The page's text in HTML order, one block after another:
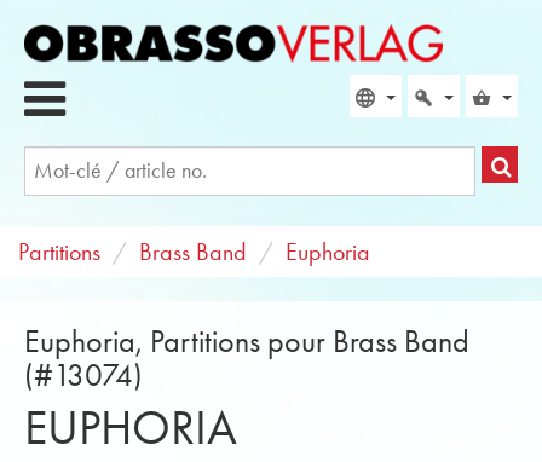
Partitions Brass Band Euphoria
Euphoria, Partitions pour Brass Band
(#13074)
EUPHORIA